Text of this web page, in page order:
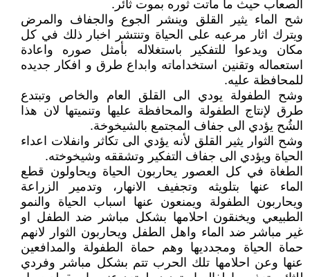
الصعاب حيث ما ماتت ثوره بموت ثائر.
شح الماء يثير القلق وينشر الجوع والجفاف والمرض
ويترك اثار مرعبه على الحياة وتنتشر اخبار ذلك في كل
مكان ويدعوا للتفكير باستغلاله بأمثل صوره واعادة
استعماله وتقنين استخداماته وابداع طرق و افكار جديده
للمحافظة عليه.
وشح الطفولة يودي الى القلق العام والخاص وتبتدع
طرق لإنتاج الطفولة والمحافظة عليها وتنميتها لان هذا
الشُح يؤدي الى جفاف المجتمع بالشيخوخة.
وشح الثوار يثير القلق لأنه يؤدي الى تكاثر وانفلات اعداء
الحياة ويؤدي الى جفاف التفكير وتشققه وشيخوخته.
الطغاة في كل العصور يحاربون الحياة ويحاولون قطع
الماء عنها بتلويثه وتجفيف الانهار، وتدمير الزراعة
ويحاربون الطفولة ويمنعون عنها اسباب الحياة والنمو
الطبيعي ويخنقون احلامها بشكل مباشر ضد الطفل او
غير مباشر ضد الماء واهل الطفل ويحاربون الثوار لانهم
حماة الحياة ومجدديها وهم حماة الطفولة والمدافعين
عنها وعن احلامها تلك الحرب تتم بشكل مباشر وفردي